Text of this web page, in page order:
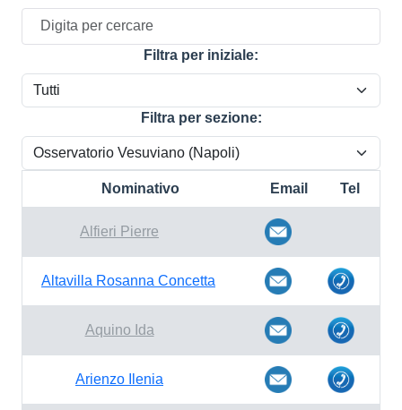
Filtra per iniziale:
Filtra per sezione:
Nominativo Email Tel
Alfieri Pierre
Altavilla Rosanna Concetta
Aquino Ida
Arienzo Ilenia